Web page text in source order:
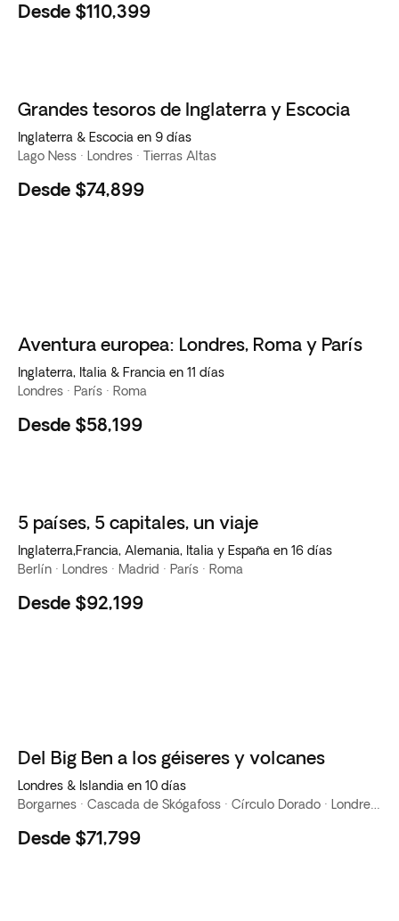
Desde $110,399
Grandes tesoros de Inglaterra y Escocia
Inglaterra & Escocia en 9 días
Lago Ness · Londres · Tierras Altas
Desde $74,899
Aventura europea: Londres, Roma y París
Inglaterra, Italia & Francia en 11 días
Londres · París · Roma
Desde $58,199
5 países, 5 capitales, un viaje
Inglaterra,Francia, Alemania, Italia y España en 16 días
Berlín · Londres · Madrid · París · Roma
Desde $92,199
Del Big Ben a los géiseres y volcanes
Londres & Islandia en 10 días
Desde $71,799